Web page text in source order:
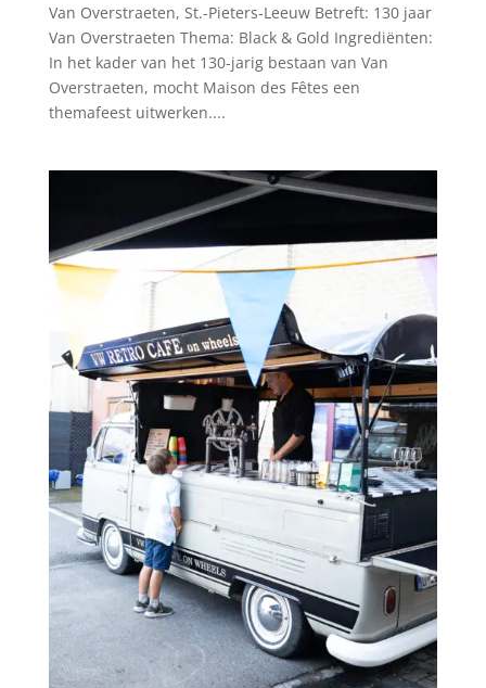
Van Overstraeten, St.-Pieters-Leeuw Betreft: 130 jaar
Van Overstraeten Thema: Black & Gold Ingrediënten:
In het kader van het 130-jarig bestaan van Van
Overstraeten, mocht Maison des Fêtes een
themafeest uitwerken....